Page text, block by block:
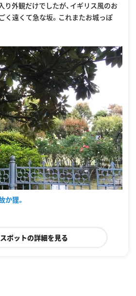
り外観だけでしたが、イギリス風のお
く遠くて急な坂。これまたお城っぽ
か狸。
ポットの詳細を見る